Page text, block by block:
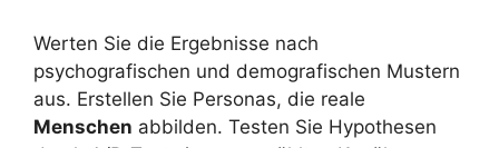
Werten Sie die Ergebnisse nach
psychografischen und demografischen Mustern
aus. Erstellen Sie Personas, die reale
Menschen abbilden. Testen Sie Hypothesen